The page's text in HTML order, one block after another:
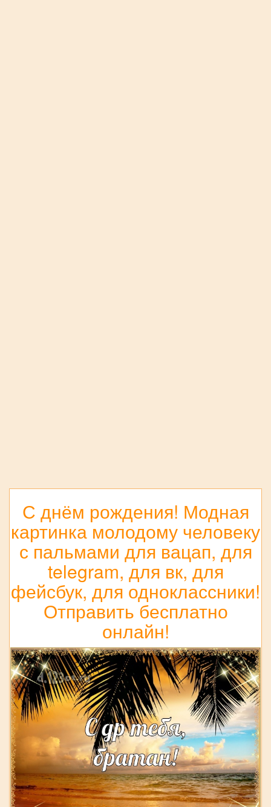
С днём рождения! Модная
картинка молодому человеку
с пальмами для вацап, для
telegram, для вк, для
фейсбук, для одноклассники!
Отправить бесплатно
онлайн!